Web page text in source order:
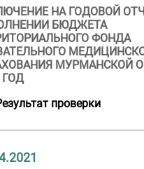
НА ГОДОВОЙ
БЮДЖЕТА
ФОНДА
МУРМАНСКОЙ
ГОД
проверки